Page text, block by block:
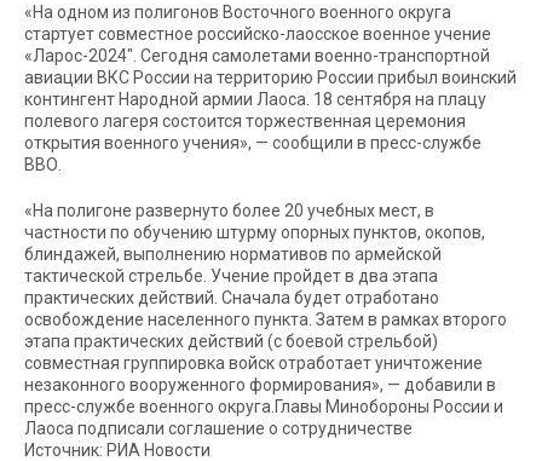
«На одном из полигонов Восточного военного округа
стартует совместное российско-лаосское военное учение
«Ларос-2024″. Сегодня самолетами военно-транспортной
авиации ВКС России на территорию России прибыл воинский
контингент Народной армии Лаоса. 18 сентября на плацу
полевого лагеря состоится торжественная церемония
открытия военного учения», — сообщили в пресс-службе
ВВО.
«На полигоне развернуто более 20 учебных мест, в
частности по обучению штурму опорных пунктов, окопов,
блиндажей, выполнению нормативов по армейской
тактической стрельбе. Учение пройдет в два этапа
практических действий. Сначала будет отработано
освобождение населенного пункта. Затем в рамках второго
этапа практических действий (с боевой стрельбой)
совместная группировка войск отработает уничтожение
незаконного вооруженного формирования», — добавили в
пресс-службе военного округа.Главы Минобороны России и
Лаоса подписали соглашение о сотрудничестве
Источник: РИА Новости